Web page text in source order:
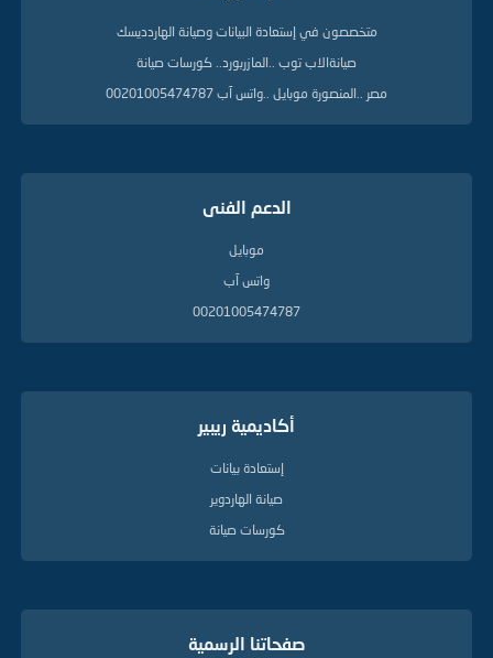
متخصصون في إستعادة البيانات وصيانة الهاردديسك
صيانةالاب توب ..المازربورد.. كورسات صيانة
مصر ..المنصورة موبايل ..واتس آب 00201005474787
الدعم الفنى
موبايل
واتس آب
00201005474787
أكاديمية ريبير
إستعادة بيانات
صيانة الهاردوير
كورسات صيانة
صفحاتنا الرسمية